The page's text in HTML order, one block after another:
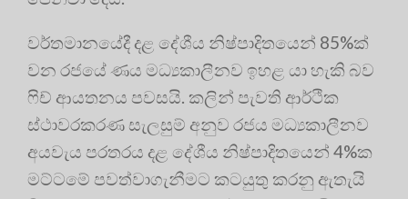
වර්තමානයේදී දළ දේශීය නිෂ්පාදිතයෙන් 85%ක්
වන රජයේ ණය මධ්‍යකාලීනව ඉහළ යා හැකි බව
ෆිච් ආයතනය පවසයි. කලින් පැවති ආර්ථික
ස්ථාවරකරණ සැලසුම් අනුව රජය මධ්‍යකාලීනව
අයවැය පරතරය දළ දේශීය නිෂ්පාදිතයෙන් 4%ක
මට්ටමේ පවත්වාගැනීමට කටයුතු කරනු ඇතැයි